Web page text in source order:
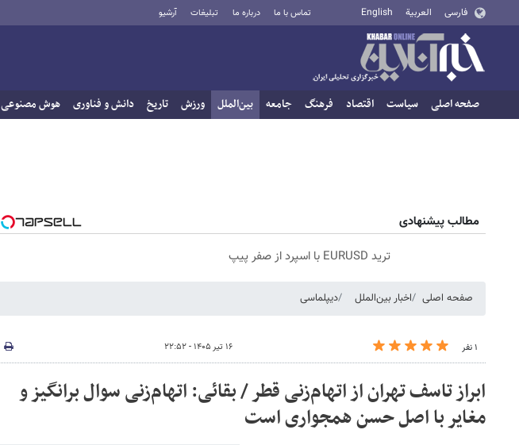
فارسی العربية English تماس با ما درباره ما تبلیغات آرشیو
صفحه اصلی سیاست اقتصاد فرهنگ جامعه بین‌الملل ورزش تاریخ دانش و فناوری هوش مصنوعی
مطالب پیشنهادی
ترید EURUSD با اسپرد از صفر پیپ
صفحه اصلی اخبار بین‌الملل دیپلماسی
۱ نفر ۱۶ تیر ۱۴۰۵ - ۲۲:۵۲
ابراز تاسف تهران از اتهام‌زنی قطر / بقائی: اتهام‌زنی سوال برانگیز و
مغایر با اصل حسن همجواری است